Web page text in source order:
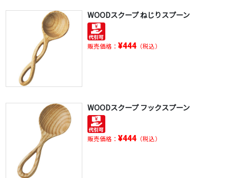
WOODスクープ ねじりスプーン
販売価格： ¥444（税込）
WOODスクープ フックスプーン
販売価格： ¥444（税込）